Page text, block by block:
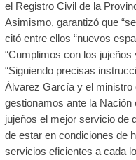
el Registro Civil de la
Asimismo, garantizó que
citó entre ellos “nuevos
“Cumplimos con los
“Siguiendo precisas
Álvarez García y el ministro
gestionamos ante la Nación
jujeños el mejor servicio de
de estar en condiciones de
servicios eficientes a cada